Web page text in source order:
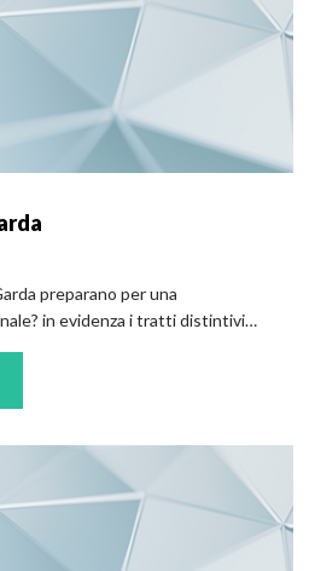
preparano per una
in evidenza i tratti distintivi